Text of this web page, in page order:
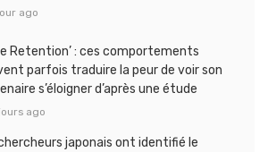
ago
Retention’ : ces comportements
parfois traduire la peur de voir son
s’éloigner d’après une étude
ago
japonais ont identifié le